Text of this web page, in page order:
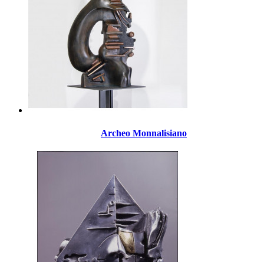
Archeo Monnalisiano